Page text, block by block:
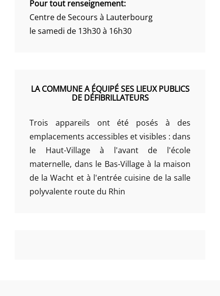
Pour tout renseignement:
Centre de Secours à Lauterbourg
le samedi de 13h30 à 16h30
LA COMMUNE A ÉQUIPÉ SES LIEUX PUBLICS
DE DÉFIBRILLATEURS
Trois appareils ont été posés à des
emplacements accessibles et visibles : dans
le Haut-Village à l'avant de l'école
maternelle, dans le Bas-Village à la maison
de la Wacht et à l'entrée cuisine de la salle
polyvalente route du Rhin